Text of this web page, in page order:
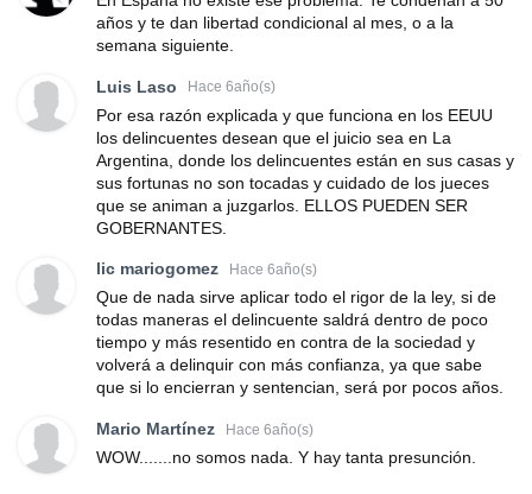
años y te dan libertad condicional al mes, o a la
semana siguiente.
Luis Laso Hace 6año(s)
Por esa razón explicada y que funciona en los EEUU
los delincuentes desean que el juicio sea en La
Argentina, donde los delincuentes están en sus casas y
sus fortunas no son tocadas y cuidado de los jueces
que se animan a juzgarlos. ELLOS PUEDEN SER
GOBERNANTES.
lic mariogomez Hace 6año(s)
Que de nada sirve aplicar todo el rigor de la ley, si de
todas maneras el delincuente saldrá dentro de poco
tiempo y más resentido en contra de la sociedad y
volverá a delinquir con más confianza, ya que sabe
que si lo encierran y sentencian, será por pocos años.
Mario Martínez Hace 6año(s)
WOW.......no somos nada. Y hay tanta presunción.